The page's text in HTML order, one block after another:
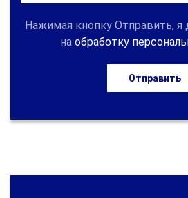
Нажимая кнопку Отправить, я
на обработку
Отправить